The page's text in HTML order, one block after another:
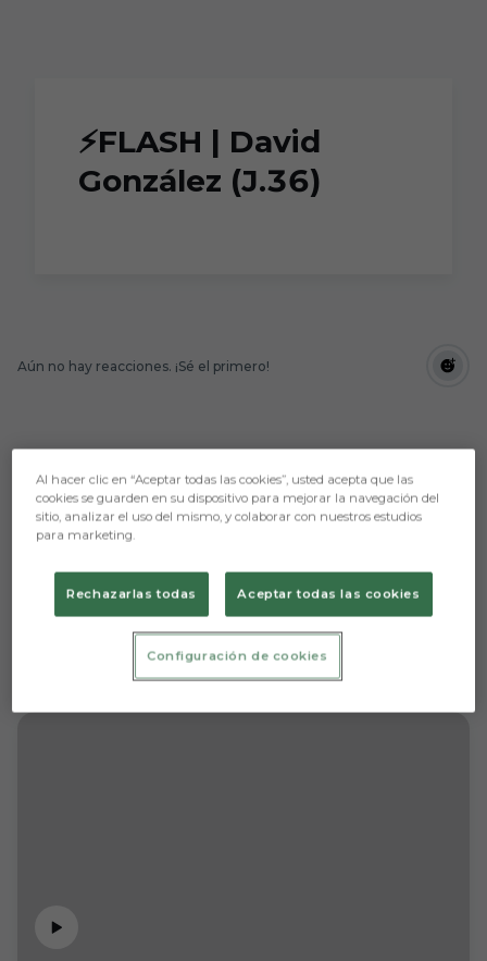
⚡FLASH | David
González (J.36)
Aún no hay reacciones. ¡Sé el primero!
Al hacer clic en “Aceptar todas las cookies”, usted acepta que las
cookies se guarden en su dispositivo para mejorar la navegación del
sitio, analizar el uso del mismo, y colaborar con nuestros estudios
para marketing.
Rechazarlas todas Aceptar todas las cookies
Configuración de cookies